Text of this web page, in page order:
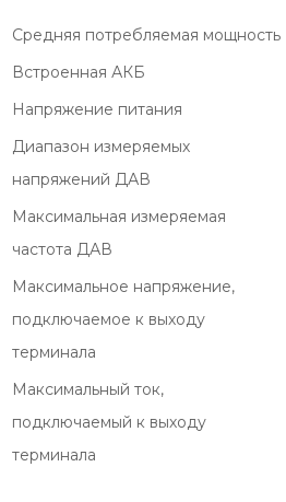
Средняя потребляемая мощность
Встроенная АКБ
Напряжение питания
Диапазон измеряемых
напряжений ДАВ
Максимальная измеряемая
частота ДАВ
Максимальное напряжение,
подключаемое к выходу
терминала
Максимальный ток,
подключаемый к выходу
терминала